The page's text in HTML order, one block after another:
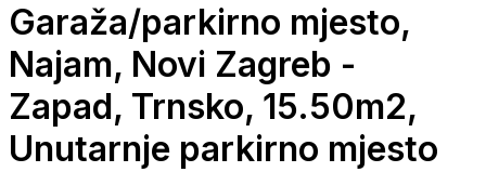
Garaža/parkirno mjesto,
Najam, Novi Zagreb -
Zapad, Trnsko, 15.50m2,
Unutarnje parkirno mjesto